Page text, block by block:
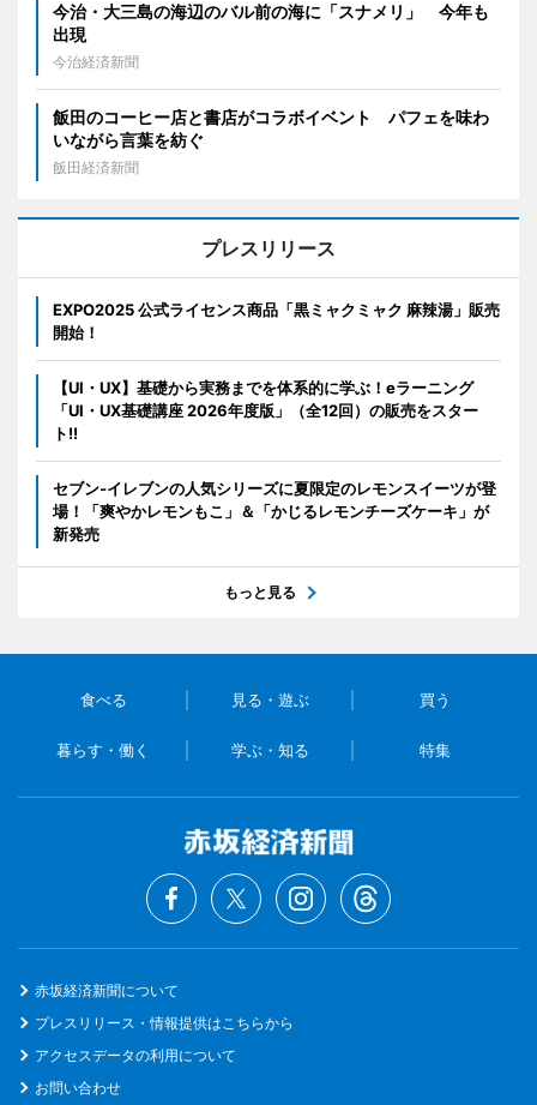
今治・大三島の海辺のバル前の海に「スナメリ」 今年も
出現
今治経済新聞
飯田のコーヒー店と書店がコラボイベント パフェを味わ
いながら言葉を紡ぐ
飯田経済新聞
プレスリリース
EXPO2025 公式ライセンス商品「黒ミャクミャク 麻辣湯」販売
開始！
【UI・UX】基礎から実務までを体系的に学ぶ！eラーニング
「UI・UX基礎講座 2026年度版」（全12回）の販売をスター
ト!!
セブン‐イレブンの人気シリーズに夏限定のレモンスイーツが登
場！「爽やかレモンもこ」＆「かじるレモンチーズケーキ」が
新発売
もっと見る
食べる 見る・遊ぶ 買う
暮らす・働く 学ぶ・知る 特集
赤坂経済新聞について
プレスリリース・情報提供はこちらから
アクセスデータの利用について
お問い合わせ